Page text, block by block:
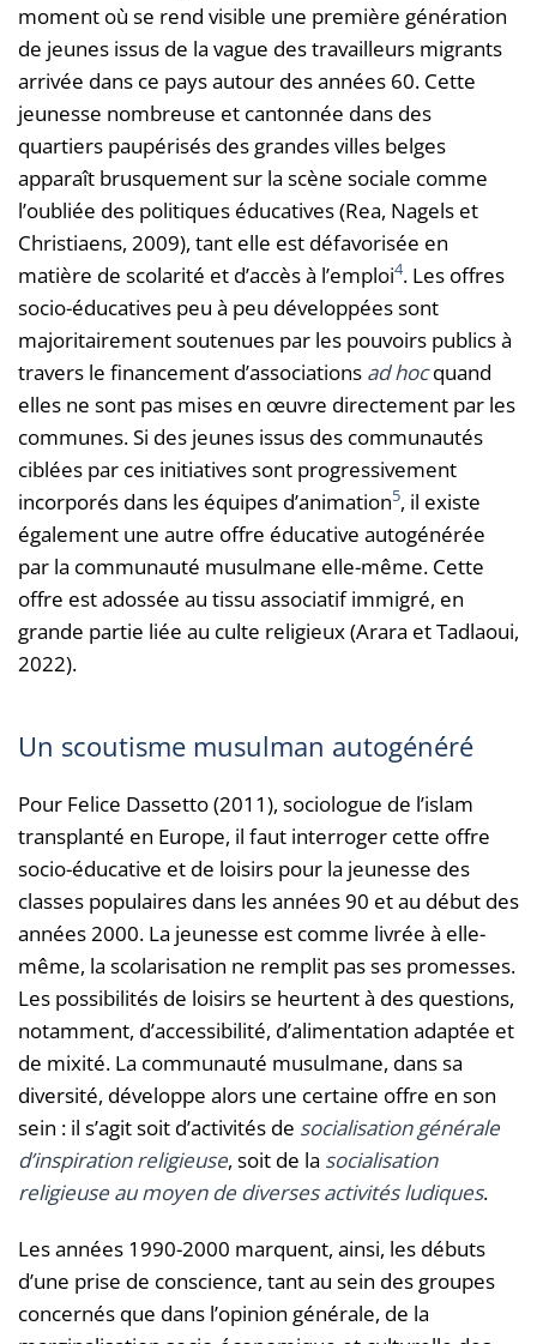
moment où se rend visible une première génération
de jeunes issus de la vague des travailleurs migrants
arrivée dans ce pays autour des années 60. Cette
jeunesse nombreuse et cantonnée dans des
quartiers paupérisés des grandes villes belges
apparaît brusquement sur la scène sociale comme
l’oubliée des politiques éducatives (Rea, Nagels et
Christiaens, 2009), tant elle est défavorisée en
matière de scolarité et d’accès à l’emploi4. Les offres
socio-éducatives peu à peu développées sont
majoritairement soutenues par les pouvoirs publics à
travers le financement d’associations ad hocquand
elles ne sont pas mises en œuvre directement par les
communes. Si des jeunes issus des communautés
ciblées par ces initiatives sont progressivement
incorporés dans les équipes d’animation5, il existe
également une autre offre éducative autogénérée
par la communauté musulmane elle-même. Cette
offre est adossée au tissu associatif immigré, en
grande partie liée au culte religieux (Arara et Tadlaoui,
2022).
Un scoutisme musulman autogénéré
Pour Felice Dassetto (2011), sociologue de l’islam
transplanté en Europe, il faut interroger cette offre
socio-éducative et de loisirs pour la jeunesse des
classes populaires dans les années 90 et au début des
années 2000. La jeunesse est comme livrée à elle-
même, la scolarisation ne remplit pas ses promesses.
Les possibilités de loisirs se heurtent à des questions,
notamment, d’accessibilité, d’alimentation adaptée et
de mixité. La communauté musulmane, dans sa
diversité, développe alors une certaine offre en son
sein : il s’agit soit d’activités de socialisation générale
d’inspiration religieuse, soit de la socialisation
religieuse au moyen de diverses activités ludiques.
Les années 1990-2000 marquent, ainsi, les débuts
d’une prise de conscience, tant au sein des groupes
concernés que dans l’opinion générale, de la